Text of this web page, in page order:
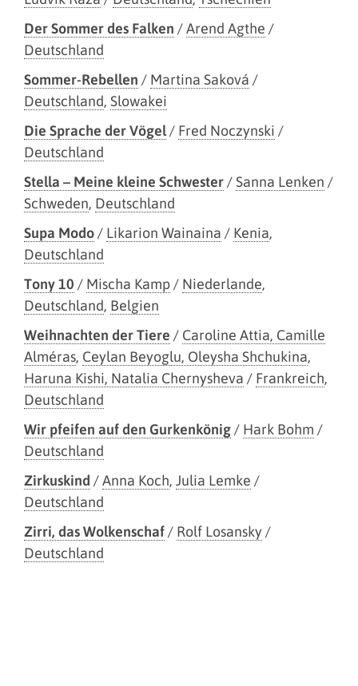
Der Sommer des Falken /Arend Agthe /
Deutschland
Sommer-Rebellen / Martina Saková /
Deutschland, Slowakei
Die Sprache der Vögel/ Fred Noczynski /
Deutschland
Stella – Meine kleine Schwester/Sanna Lenken /
Schweden, Deutschland
Supa Modo/ Likarion Wainaina / Kenia,
Deutschland
Tony 10 / Mischa Kamp/ Niederlande,
Deutschland, Belgien
Weihnachten der Tiere / Caroline Attia, Camille
Alméras, Ceylan Beyoglu, Oleysha Shchukina,
Haruna Kishi, Natalia Chernysheva / Frankreich,
Deutschland
Wir pfeifen auf den Gurkenkönig/ Hark Bohm /
Deutschland
Zirkuskind /Anna Koch, Julia Lemke /
Deutschland
Zirri, das Wolkenschaf/ Rolf Losansky /
Deutschland